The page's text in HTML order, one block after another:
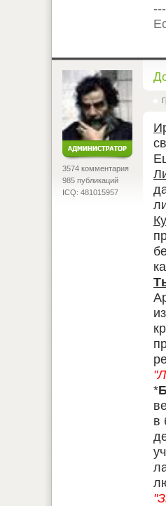
3574 комментария
985 публикаций
ICQ: 481015957
*
в